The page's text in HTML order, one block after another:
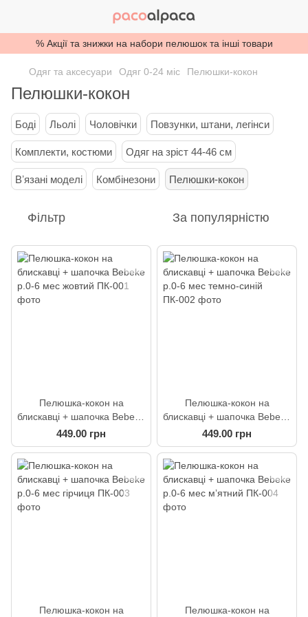
% Акції та знижки на набори пелюшок та інші товари
Одяг та аксесуари Одяг 0-24 міс Пелюшки-кокон
Пелюшки-кокон
Боді Льолі Чоловічки Повзунки, штани, легінси
Комплекти, костюми Одяг на зріст 44-46 см
Вʼязані моделі Комбінезони Пелюшки-кокон
Фільтр За популярністю
Пелюшка-кокон на
блискавці + шапочка Bebeke
р.0-6 мес жовтий
449.00 грн
Пелюшка-кокон на
блискавці + шапочка Bebeke
р.0-6 мес темно-синій
449.00 грн
Пелюшка-кокон на Пелюшка-кокон на